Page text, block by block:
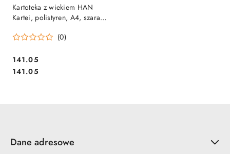
Kartoteka z wiekiem HAN
Kartei, polistyren, A4, szara
(0)
Cena:
141.05
Cena:
141.05
Dane adresowe